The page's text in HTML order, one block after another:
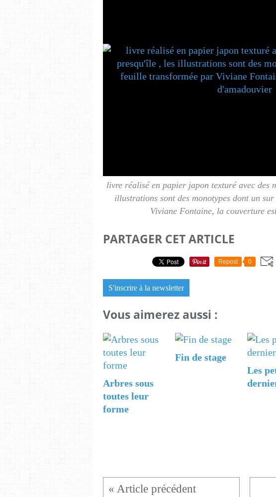
livre réalisé en papier japon texturé avec des
illustrations sont des monotypes dont un
Viviane Fontaine, la couverture
PARTAGER CET ARTICLE
Repost 0
S'inscrire à la newsletter
Vous aimerez aussi :
Arbres sous
toutes leur
forme
Fin de stage
Les